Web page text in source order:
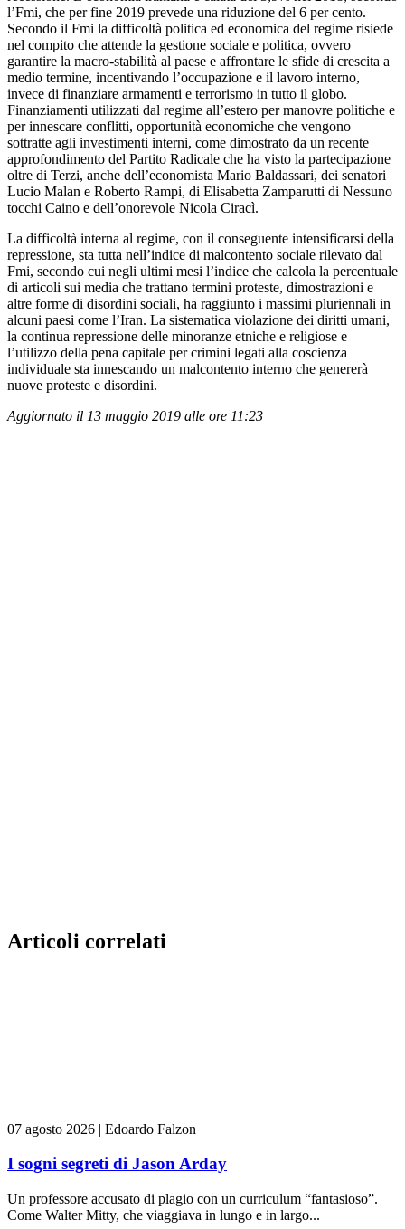
l’Fmi, che per fine 2019 prevede una riduzione del 6 per cento.
Secondo il Fmi la difficoltà politica ed economica del regime risiede
nel compito che attende la gestione sociale e politica, ovvero
garantire la macro-stabilità al paese e affrontare le sfide di crescita a
medio termine, incentivando l’occupazione e il lavoro interno,
invece di finanziare armamenti e terrorismo in tutto il globo.
Finanziamenti utilizzati dal regime all’estero per manovre politiche e
per innescare conflitti, opportunità economiche che vengono
sottratte agli investimenti interni, come dimostrato da un recente
approfondimento del Partito Radicale che ha visto la partecipazione
oltre di Terzi, anche dell’economista Mario Baldassari, dei senatori
Lucio Malan e Roberto Rampi, di Elisabetta Zamparutti di Nessuno
tocchi Caino e dell’onorevole Nicola Ciracì.
La difficoltà interna al regime, con il conseguente intensificarsi della
repressione, sta tutta nell’indice di malcontento sociale rilevato dal
Fmi, secondo cui negli ultimi mesi l’indice che calcola la percentuale
di articoli sui media che trattano termini proteste, dimostrazioni e
altre forme di disordini sociali, ha raggiunto i massimi pluriennali in
alcuni paesi come l’Iran. La sistematica violazione dei diritti umani,
la continua repressione delle minoranze etniche e religiose e
l’utilizzo della pena capitale per crimini legati alla coscienza
individuale sta innescando un malcontento interno che genererà
nuove proteste e disordini.
Aggiornato il 13 maggio 2019 alle ore 11:23
Articoli correlati
07 agosto 2026 | Edoardo Falzon
I sogni segreti di Jason Arday
Un professore accusato di plagio con un curriculum “fantasioso”.
Come Walter Mitty, che viaggiava in lungo e in largo...